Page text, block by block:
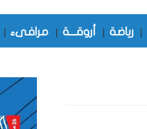
| رياضة | أروقـــة | مرافىء |